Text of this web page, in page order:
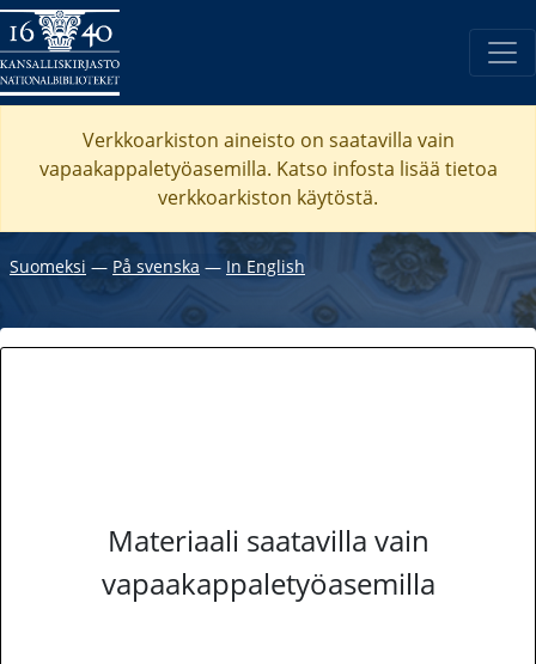
Verkkoarkiston aineisto on saatavilla vain
vapaakappaletyöasemilla. Katso infosta lisää tietoa
verkkoarkiston käytöstä.
Suomeksi ― På svenska ― In English
Materiaali saatavilla vain
vapaakappaletyöasemilla